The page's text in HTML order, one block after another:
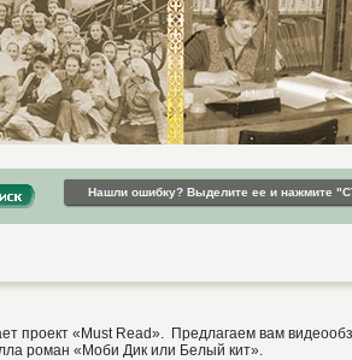
Нашли ошибку? Выделите ее и нажмите
проект «Must Read». Предлагаем вам
роман «Моби Дик или Белый кит».